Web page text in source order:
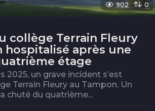
902 0
collège Terrain Fleury
hospitalisé après une
étage
2025, un grave incident s’est
Terrain Fleury au Tampon. Un
chuté du quatrième...